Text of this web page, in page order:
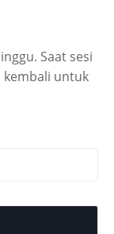
Saat sesi
untuk